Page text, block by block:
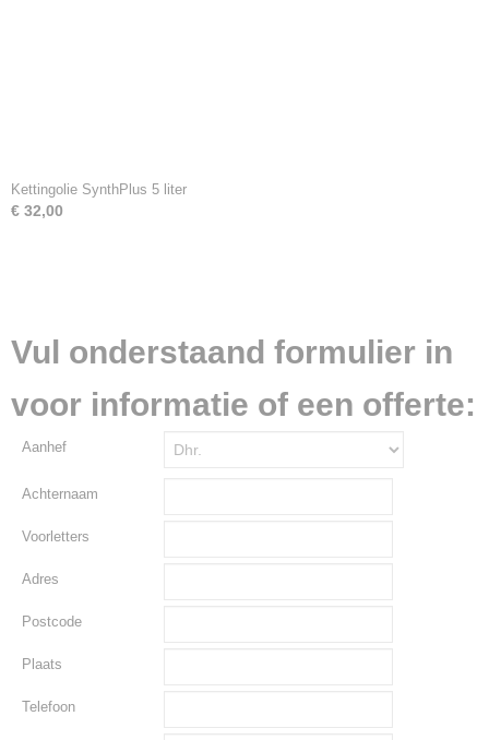
Kettingolie SynthPlus 5 liter
€ 32,00
Vul onderstaand formulier in
voor informatie of een offerte:
Aanhef
Achternaam
Voorletters
Adres
Postcode
Plaats
Telefoon